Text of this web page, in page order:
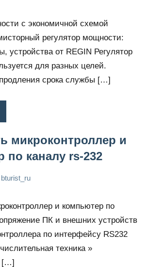
с экономичной схемой
регулятор мощности:
устройства от REGIN Регулятор
для разных целей.
срока службы […]
микроконтроллер и
по каналу rs-232
bturist_ru
и компьютер по
ПК и внешних устройств
по интерфейсу RS232
техника »
[…]